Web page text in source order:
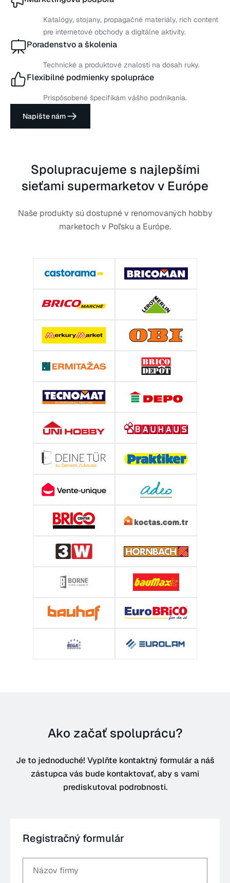
Katalógy, stojany, propagačné materiály, rich content
pre internetové obchody a digitálne aktivity.
Poradenstvo a školenia
Technické a produktové znalosti na dosah ruky.
Flexibilné podmienky spolupráce
Prispôsobené špecifikám vášho podnikania.
Napíšte nám
Spolupracujeme s najlepšími
sieťami supermarketov v Európe
Naše produkty sú dostupné v renomovaných hobby
marketoch v Poľsku a Európe.
Ako začať spoluprácu?
Je to jednoduché! Vyplňte kontaktný formulár a náš
zástupca vás bude kontaktovať, aby s vami
prediskutoval podrobnosti.
Registračný formulár
Názov firmy